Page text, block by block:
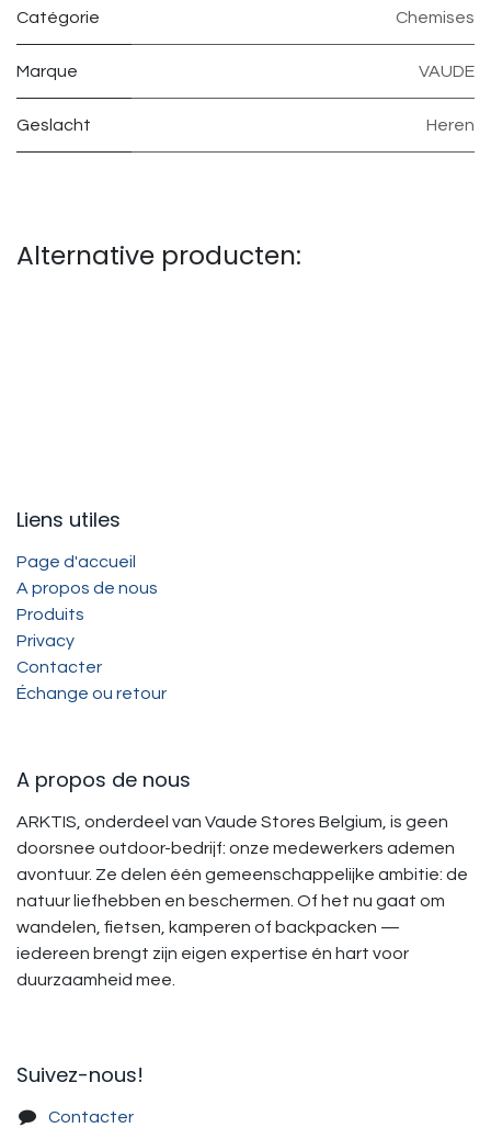
Catégorie Chemises
Marque VAUDE
Geslacht Heren
Alternative producten:
Liens utiles
Page d'accueil
A propos de nous
Produits
Privacy
Contacter
Échange ou retour
A propos de nous
ARKTIS, onderdeel van Vaude Stores Belgium, is geen
doorsnee outdoor-bedrijf: onze medewerkers ademen
avontuur. Ze delen één gemeenschappelijke ambitie: de
natuur liefhebben en beschermen. Of het nu gaat om
wandelen, fietsen, kamperen of backpacken —
iedereen brengt zijn eigen expertise én hart voor
duurzaamheid mee.
Suivez-nous!​
Contacter